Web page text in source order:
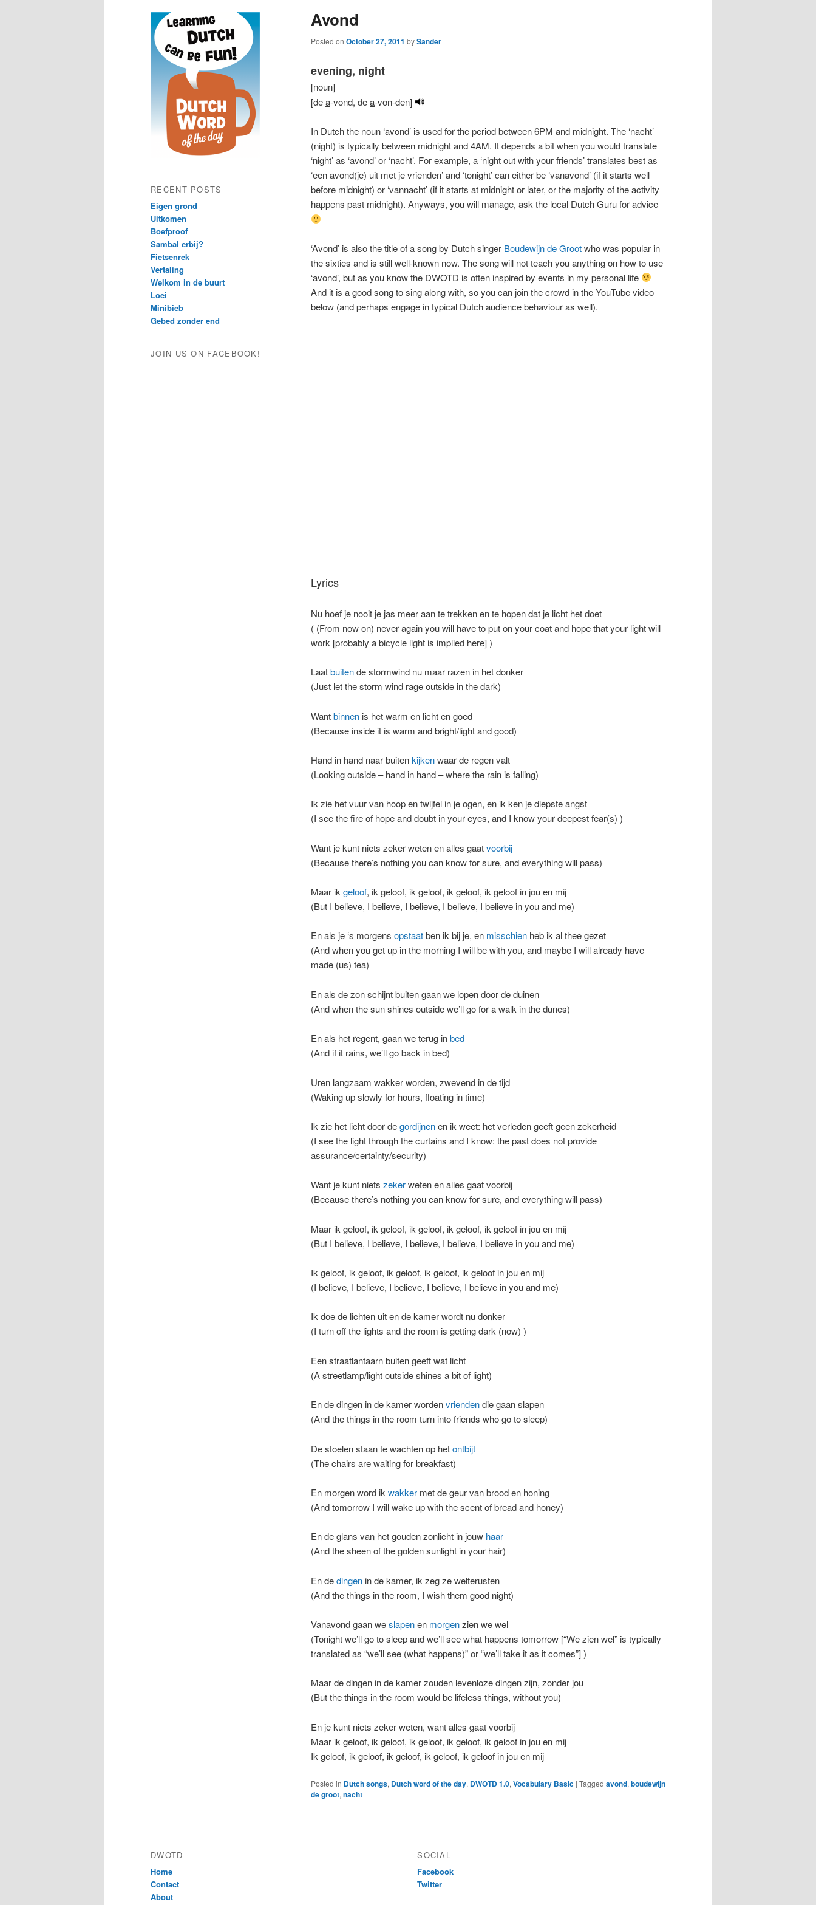
content
content Avond
Posted on October 27, 2011 bySander
evening, night
[noun]
[dea-vond, dea-von-den]
In Dutch the noun ‘avond’ is used for the period between 6PM and midnight. The ‘nacht’
(night) is typically between midnight and 4AM. It depends a bit when you would translate
‘night’ as ‘avond’ or ‘nacht’. For example, a ‘night out with your friends’ translates best as
‘een avond(je) uit met je vrienden’ and ‘tonight’ can either be ‘vanavond’ (if it starts well
before midnight) or ‘vannacht’ (if it starts at midnight or later, or the majority of the activity
happens past midnight). Anyways, you will manage, ask the local Dutch Guru for advice
‘Avond’ is also the title of a song by Dutch singer Boudewijn de Grootwho was popular in
the sixties and is still well-known now. The song will not teach you anything on how to use
‘avond’, but as you know the DWOTD is often inspired by events in my personal life
And it is a good song to sing along with, so you can join the crowd in the YouTube video
below (and perhaps engage in typical Dutch audience behaviour as well).
Lyrics
Nu hoef je nooit je jas meer aan te trekken en te hopen dat je licht het doet
( (From now on) never again you will have to put on your coat and hope that your light will
work [probably a bicycle light is implied here] )
Laatbuitende stormwind nu maar razen in het donker
(Just let the storm wind rage outside in the dark)
Wantbinnen is het warm en licht en goed
(Because inside it is warm and bright/light and good)
Hand in hand naar buitenkijkenwaar de regen valt
(Looking outside – hand in hand – where the rain is falling)
Ik zie het vuur van hoop en twijfel in je ogen, en ik ken je diepste angst
(I see the fire of hope and doubt in your eyes, and I know your deepest fear(s) )
Want je kunt niets zeker weten en alles gaatvoorbij
(Because there’s nothing you can know for sure, and everything will pass)
Maar ik geloof, ik geloof, ik geloof, ik geloof, ik geloof in jou en mij
(But I believe, I believe, I believe, I believe, I believe in you and me)
En als je ‘s morgens opstaatben ik bij je, en misschien heb ik al thee gezet
(And when you get up in the morning I will be with you, and maybe I will already have
made (us) tea)
En als de zon schijnt buiten gaan we lopen door de duinen
(And when the sun shines outside we’ll go for a walk in the dunes)
En als het regent, gaan we terug inbed
(And if it rains, we’ll go back in bed)
Uren langzaam wakker worden, zwevend in de tijd
(Waking up slowly for hours, floating in time)
Ik zie het licht door degordijnenen ik weet: het verleden geeft geen zekerheid
(I see the light through the curtains and I know: the past does not provide
assurance/certainty/security)
Want je kunt niets zekerweten en alles gaat voorbij
(Because there’s nothing you can know for sure, and everything will pass)
Maar ik geloof, ik geloof, ik geloof, ik geloof, ik geloof in jou en mij
(But I believe, I believe, I believe, I believe, I believe in you and me)
Ik geloof, ik geloof, ik geloof, ik geloof, ik geloof in jou en mij
(I believe, I believe, I believe, I believe, I believe in you and me)
Ik doe de lichten uit en de kamer wordt nu donker
(I turn off the lights and the room is getting dark (now) )
Een straatlantaarn buiten geeft wat licht
(A streetlamp/light outside shines a bit of light)
En de dingen in de kamer wordenvriendendie gaan slapen
(And the things in the room turn into friends who go to sleep)
De stoelen staan te wachten op hetontbijt
(The chairs are waiting for breakfast)
En morgen word ik wakker met de geur van brood en honing
(And tomorrow I will wake up with the scent of bread and honey)
En de glans van het gouden zonlicht in jouw haar
(And the sheen of the golden sunlight in your hair)
En dedingen in de kamer, ik zeg ze welterusten
(And the things in the room, I wish them good night)
Vanavond gaan weslapenen morgenzien we wel
(Tonight we’ll go to sleep and we’ll see what happens tomorrow [“We zien wel” is typically
translated as “we’ll see (what happens)” or “we’ll take it as it comes”] )
Maar de dingen in de kamer zouden levenloze dingen zijn, zonder jou
(But the things in the room would be lifeless things, without you)
En je kunt niets zeker weten, want alles gaat voorbij
Maar ik geloof, ik geloof, ik geloof, ik geloof, ik geloof in jou en mij
Ik geloof, ik geloof, ik geloof, ik geloof, ik geloof in jou en mij
Posted in Dutch songs, Dutch word of the day, DWOTD 1.0, Vocabulary Basic | Tagged avond, boudewijn
de groot, nacht
RECENT POSTS
Eigen grond
Uitkomen
Boefproof
Sambal erbij?
Fietsenrek
Vertaling
Welkom in de buurt
Loei
Minibieb
Gebed zonder end
JOIN US ON FACEBOOK!
DWOTD
Home
Contact
About
SOCIAL
Facebook
Twitter